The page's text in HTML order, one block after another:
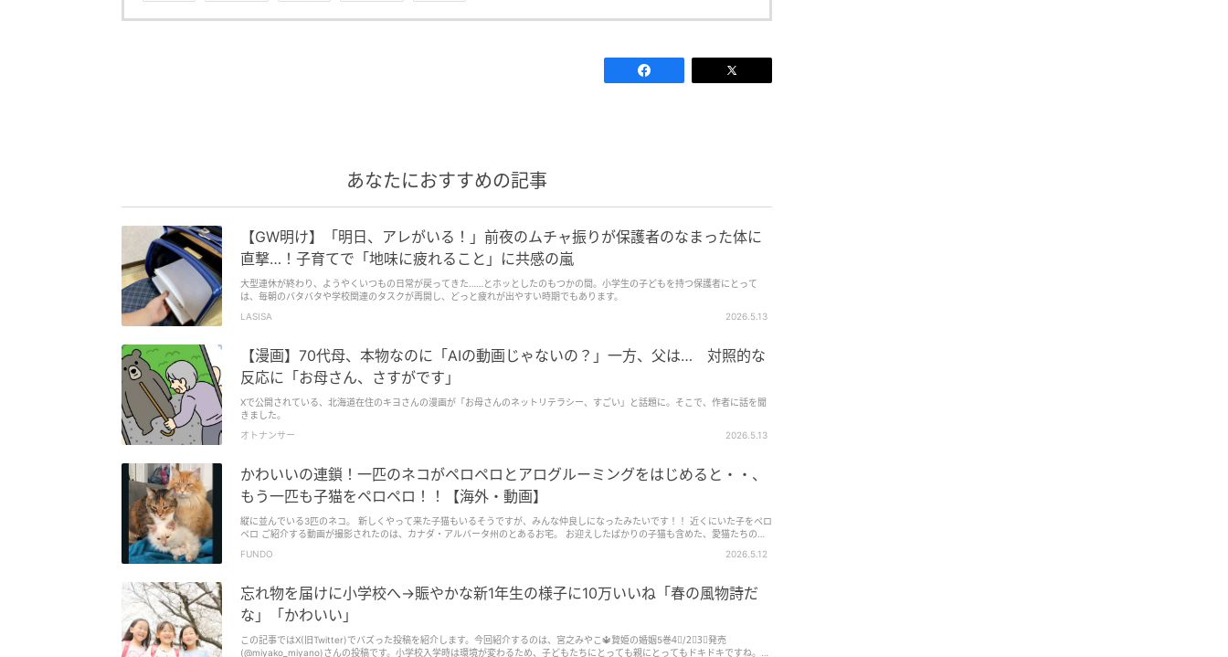
あなたにおすすめの記事
【GW明け】「明日、アレがいる！」前夜のムチャ振りが保護者のなまった体に
直撃…！子育てで「地味に疲れること」に共感の嵐
大型連休が終わり、ようやくいつもの日常が戻ってきた……とホッとしたのもつかの間。小学生の子どもを持つ保護者にとって
は、毎朝のバタバタや学校関連のタスクが再開し、どっと疲れが出やすい時期でもあります。
LASISA
2026.5.13
【漫画】70代母、本物なのに「AIの動画じゃないの？」一方、父は… 対照的な
反応に「お母さん、さすがです」
Xで公開されている、北海道在住のキヨさんの漫画が「お母さんのネットリテラシー、すごい」と話題に。そこで、作者に話を聞
きました。
オトナンサー
2026.5.13
かわいいの連鎖！一匹のネコがペロペロとアログルーミングをはじめると・・、
もう一匹も子猫をペロペロ！！【海外・動画】
縦に並んでいる3匹のネコ。 新しくやって来た子猫もいるそうですが、みんな仲良しになったみたいです！！ 近くにいた子をペロ
ペロ ご紹介する動画が撮影されたのは、カナダ・アルバータ州のとあるお宅。 お迎えしたばかりの子猫も含めた、愛猫たちの姿
FUNDO 2026.5.12
忘れ物を届けに小学校へ→賑やかな新1年生の様子に10万いいね「春の風物詩だ
な」「かわいい」
この記事ではX(旧Twitter)でバズった投稿を紹介します。今回紹介するのは、宮之みやこ🔱贄姫の婚姻5巻4⃣/2⃣3⃣発売
(@miyako_miyano)さんの投稿です。小学校入学時は環境が変わるため、子どもたちにとっても親にとってもドキドキですね。み